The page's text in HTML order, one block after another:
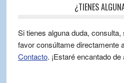
¿TIENES
Si tienes alguna duda,
favor consúltame directamente
Contacto. ¡Estaré encantado de